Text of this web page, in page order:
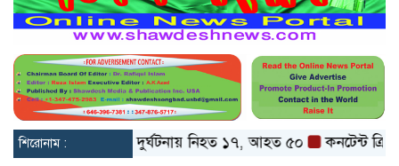
শিরোনাম :
ও বগুড়ায় বাস দুর্ঘটনায় নিহত ১৭, আহত ৫০ কনটেন্ট ক্রিয়েটর